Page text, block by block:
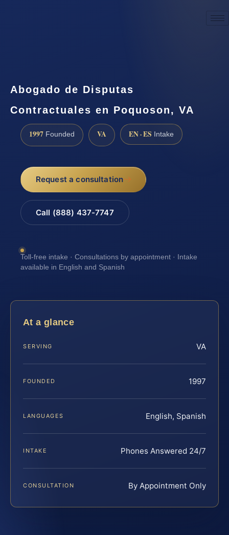
Abogado de Disputas
Contractuales en Poquoson, VA
1997 Founded VA EN · ES Intake
Request a consultation
Call (888) 437-7747
Toll-free intake · Consultations by appointment · Intake
available in English and Spanish
At a glance
SERVING VA
FOUNDED 1997
LANGUAGES English, Spanish
INTAKE Phones Answered 24/7
CONSULTATION By Appointment Only